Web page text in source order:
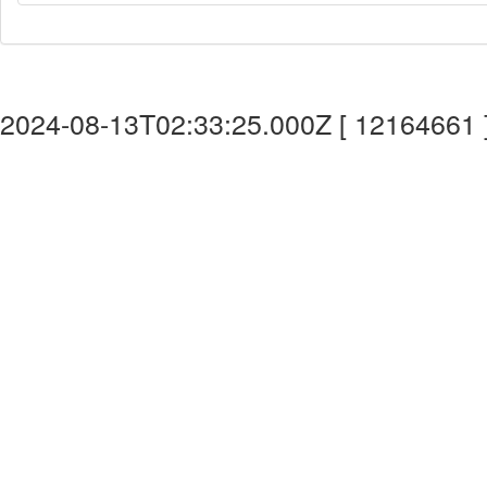
2024-08-13T02:33:25.000Z [ 12164661